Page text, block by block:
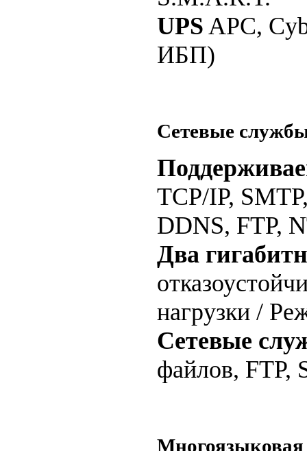
UPS APC,
ИБП)
Сетевые
TCP/IP,
DDNS, FTP,
Два
нагрузки /
Сетевые
файлов, FTP,